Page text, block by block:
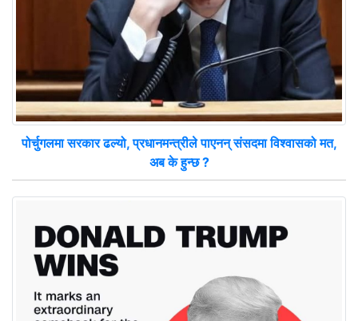
पोर्चुगलमा सरकार ढल्यो, प्रधानमन्त्रीले पाएनन् संसदमा विश्वासको मत,
अब के हुन्छ ?